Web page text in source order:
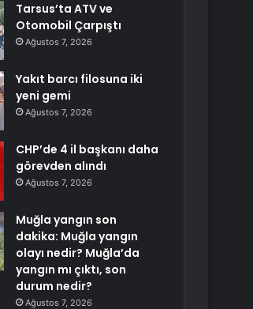
Tarsus’ta ATV ve
Otomobil Çarpıştı
Ağustos 7, 2026
Yakıt barcı filosuna iki
yeni gemi
Ağustos 7, 2026
CHP’de 4 il başkanı daha
görevden alındı
Ağustos 7, 2026
Muğla yangın son
dakika: Muğla yangın
olayı nedir? Muğla’da
yangın mı çıktı, son
durum nedir?
Ağustos 7, 2026